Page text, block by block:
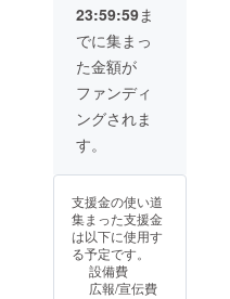
23:59:59ま
でに集まっ
た金額が
ファンディ
ングされま
す。
支援金の使い道
集まった支援金
は以下に使用す
る予定です。
設備費
広報/宣伝費